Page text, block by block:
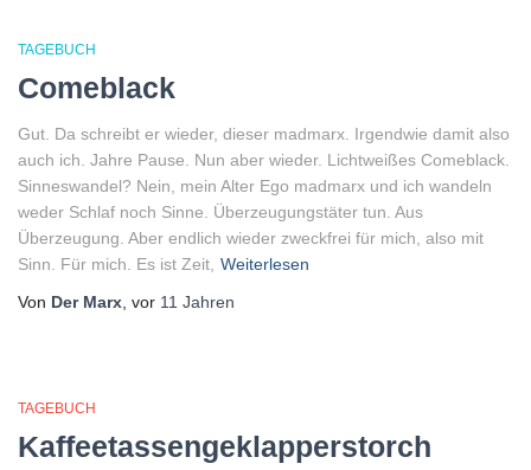
TAGEBUCH
Comeblack
Gut. Da schreibt er wieder, dieser madmarx. Irgendwie damit also
auch ich. Jahre Pause. Nun aber wieder. Lichtweißes Comeblack.
Sinneswandel? Nein, mein Alter Ego madmarx und ich wandeln
weder Schlaf noch Sinne. Überzeugungstäter tun. Aus
Überzeugung. Aber endlich wieder zweckfrei für mich, also mit
Sinn. Für mich. Es ist Zeit, Weiterlesen
Von Der Marx , vor 11 Jahren
TAGEBUCH
Kaffeetassengeklapperstorch